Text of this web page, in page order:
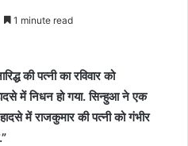
1 minute read
की पत्नी का रविवार को
में निधन हो गया. सिन्हुआ ने एक
में राजकुमार की पत्नी को गंभीर